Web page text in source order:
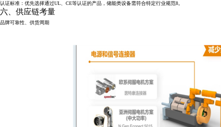
‌认证标准‌：优先选择通过UL、CE等认证的产品，储能类设备需符合特定行业规范‌8。
六、供应链考量
品牌可靠性‌、供货周期‌